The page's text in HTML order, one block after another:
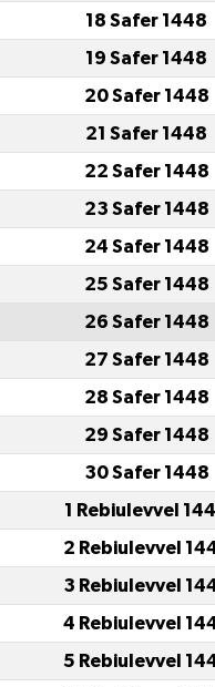
18 Safer 1448
19 Safer 1448
20 Safer 1448
21 Safer 1448
22 Safer 1448
23 Safer 1448
24 Safer 1448
25 Safer 1448
26 Safer 1448
27 Safer 1448
28 Safer 1448
29 Safer 1448
30 Safer 1448
1 Rebiulevvel
2 Rebiulevvel
3 Rebiulevvel
4 Rebiulevvel
5 Rebiulevvel